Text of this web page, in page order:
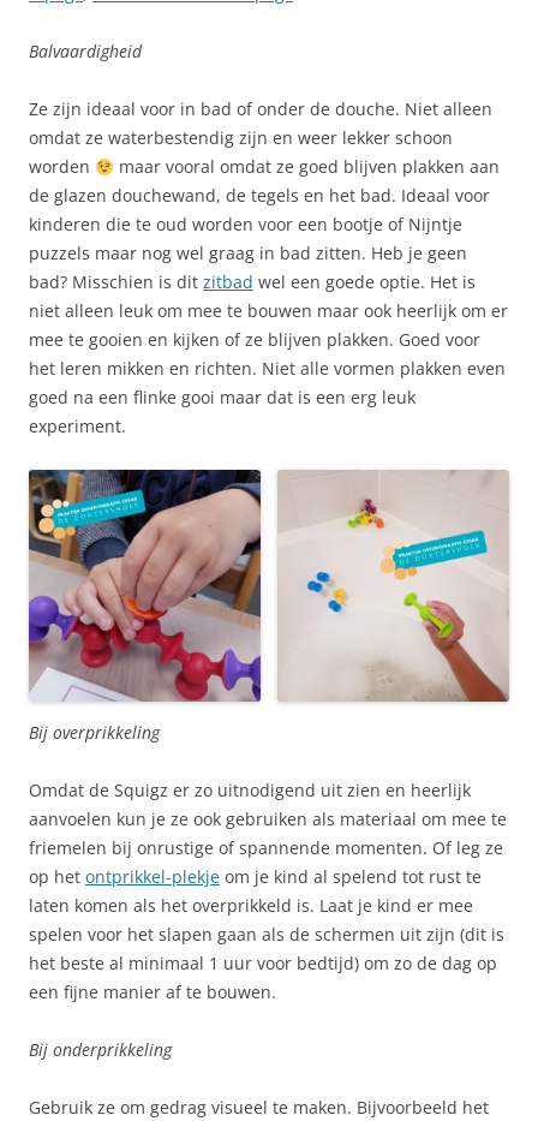
Balvaardigheid
Ze zijn ideaal voor in bad of onder de douche. Niet alleen
omdat ze waterbestendig zijn en weer lekker schoon
worden
maar vooral omdat ze goed blijven plakken aan
de glazen douchewand, de tegels en het bad. Ideaal voor
kinderen die te oud worden voor een bootje of Nijntje
puzzels maar nog wel graag in bad zitten. Heb je geen
bad? Misschien is dit zitbad wel een goede optie. Het is
niet alleen leuk om mee te bouwen maar ook heerlijk om er
mee te gooien en kijken of ze blijven plakken. Goed voor
het leren mikken en richten. Niet alle vormen plakken even
goed na een flinke gooi maar dat is een erg leuk
experiment.
Bij overprikkeling
Omdat de Squigz er zo uitnodigend uit zien en heerlijk
aanvoelen kun je ze ook gebruiken als materiaal om mee te
friemelen bij onrustige of spannende momenten. Of leg ze
op het ontprikkel-plekje om je kind al spelend tot rust te
laten komen als het overprikkeld is. Laat je kind er mee
spelen voor het slapen gaan als de schermen uit zijn (dit is
het beste al minimaal 1 uur voor bedtijd) om zo de dag op
een fijne manier af te bouwen.
Bij onderprikkeling
Gebruik ze om gedrag visueel te maken. Bijvoorbeeld het